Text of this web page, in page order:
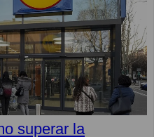
superar la